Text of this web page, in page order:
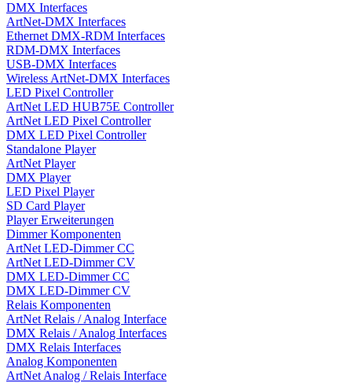
DMX Interfaces
ArtNet-DMX Interfaces
Ethernet DMX-RDM Interfaces
RDM-DMX Interfaces
USB-DMX Interfaces
Wireless ArtNet-DMX Interfaces
LED Pixel Controller
ArtNet LED HUB75E Controller
ArtNet LED Pixel Controller
DMX LED Pixel Controller
Standalone Player
ArtNet Player
DMX Player
LED Pixel Player
SD Card Player
Player Erweiterungen
Dimmer Komponenten
ArtNet LED-Dimmer CC
ArtNet LED-Dimmer CV
DMX LED-Dimmer CC
DMX LED-Dimmer CV
Relais Komponenten
ArtNet Relais / Analog Interface
DMX Relais / Analog Interfaces
DMX Relais Interfaces
Analog Komponenten
ArtNet Analog / Relais Interface